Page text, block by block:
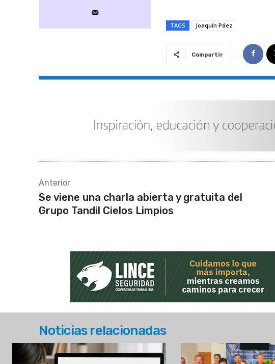
TAGS Joaquín Páez
Compartir
Anterior
Se viene una charla abierta y gratuita del
Grupo Tandil Cielos Limpios
Noticias relacionadas